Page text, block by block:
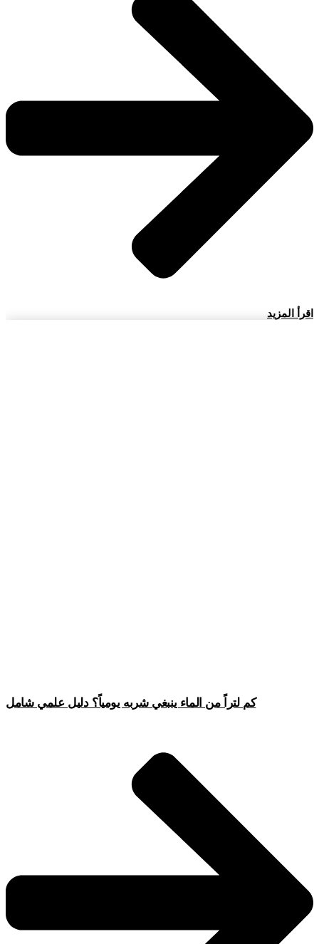
اقرأ المزيد
كم لتراً من الماء ينبغي شربه يومياً؟ دليل علمي شامل